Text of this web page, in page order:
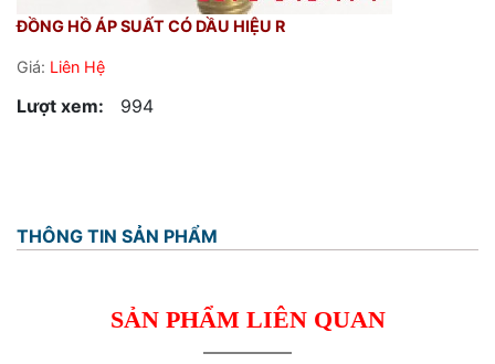
ĐỒNG HỒ ÁP SUẤT CÓ DẦU HIỆU R
Giá: Liên Hệ
Lượt xem: 994
THÔNG TIN SẢN PHẨM
SẢN PHẨM LIÊN QUAN